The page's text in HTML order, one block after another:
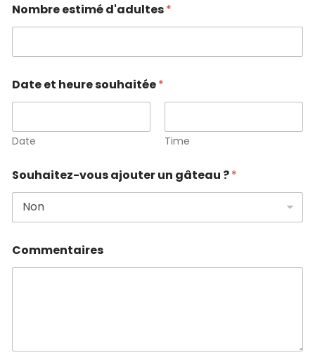
Nombre estimé d'adultes*
Date et heure souhaitée*
Date Time
Souhaitez-vous ajouter un gâteau ?*
e
u
o
Commentaires